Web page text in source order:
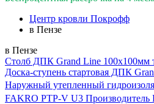
Центр кровли Покрофф
в Пензе
в Пензе
Столб ДПК Grand Line 100х100мм
Доска-ступень стартовая ДПК
Наружный утепленный
FAKRO PTP-V U3 Производитель